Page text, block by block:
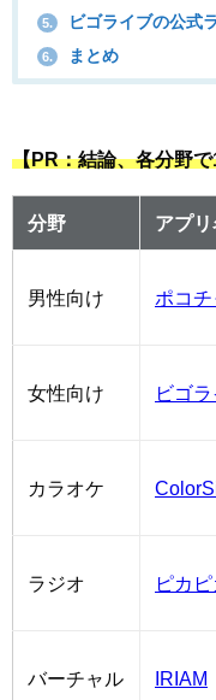
5. ビゴライブの公式
6. まとめ
【PR：結論、各分野
分野 アプ
男性向け ポコチ
女性向け ビゴ
カラオケ
ラジオ ピカピ
バーチャル IRIAM